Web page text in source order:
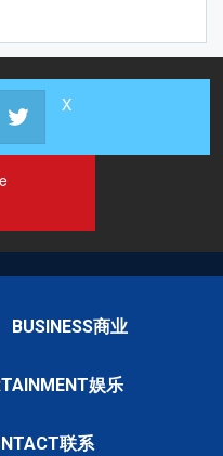
X
BUSINESS商业
娱乐
联系